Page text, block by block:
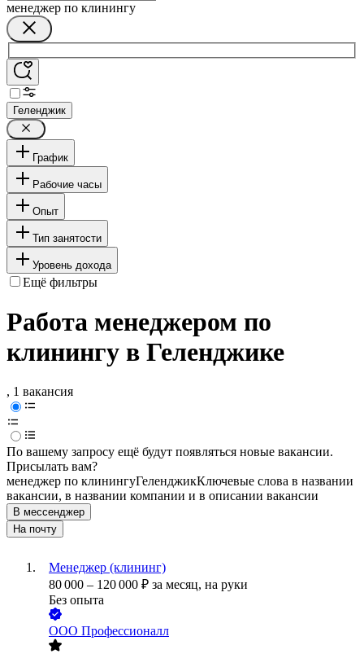
менеджер по клинингу
Геленджик
График
Рабочие часы
Опыт
Тип занятости
Уровень дохода
Ещё фильтры
Работа менеджером по
клинингу в Геленджике
, 1 вакансия
По вашему запросу ещё будут появляться новые вакансии.
Присылать вам?
менеджер по клинингуГеленджикКлючевые слова в названии
вакансии, в названии компании и в описании вакансии
В мессенджер
На почту
Менеджер (клининг)
80 000 – 120 000 ₽ за месяц, на руки
Без опыта
ООО Профессионалл